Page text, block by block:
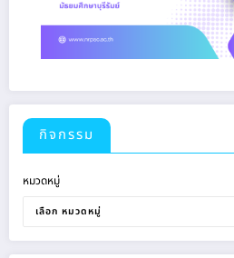
กิจกรรม
หมวดหมู่